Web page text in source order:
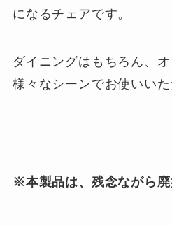
になるチェアです。
ダイニングはもちろん、オ
様々なシーンでお使いいた
※本製品は、残念ながら廃